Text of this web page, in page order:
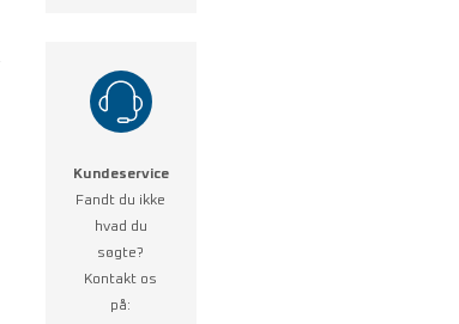
Kundeservice
Fandt du ikke
hvad du
søgte?
Kontakt os
på: